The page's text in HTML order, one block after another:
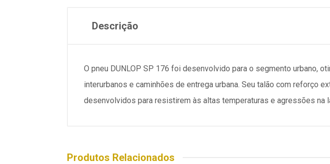
Descrição
O pneu DUNLOP SP 176 foi desenvolvido para o segmento urbano,
interurbanos e caminhões de entrega urbana. Seu talão com reforço
desenvolvidos para resistirem às altas temperaturas e agressões na
Produtos Relacionados